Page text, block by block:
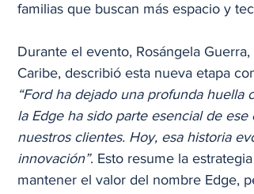
familias que buscan más espacio y
Durante el evento, Rosángela
Caribe, describió esta nueva etapa
“Ford ha dejado una profunda huella
la Edge ha sido parte esencial de
nuestros clientes. Hoy, esa historia
innovación”. Esto resume la
mantener el valor del nombre Edge,